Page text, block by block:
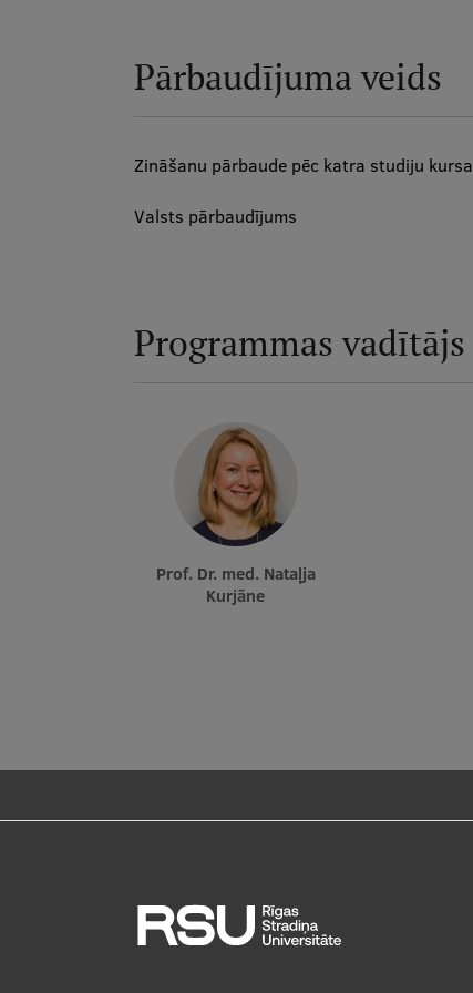
Pārbaudījuma veids
Zināšanu pārbaude pēc katra studiju kursa
Valsts pārbaudījums
Programmas vadītājs
Prof. Dr. med. Nataļja
Kurjāne